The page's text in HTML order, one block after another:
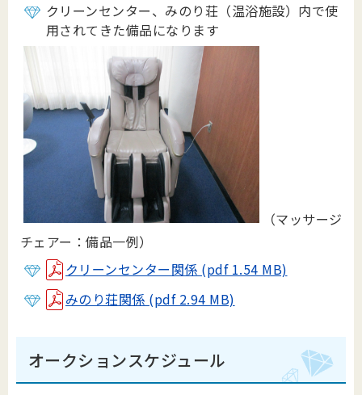
クリーンセンター、みのり荘（温浴施設）内で使
用されてきた備品になります
（マッサージ
チェアー：備品一例）
クリーンセンター関係 (pdf 1.54 MB)
みのり荘関係 (pdf 2.94 MB)
オークションスケジュール